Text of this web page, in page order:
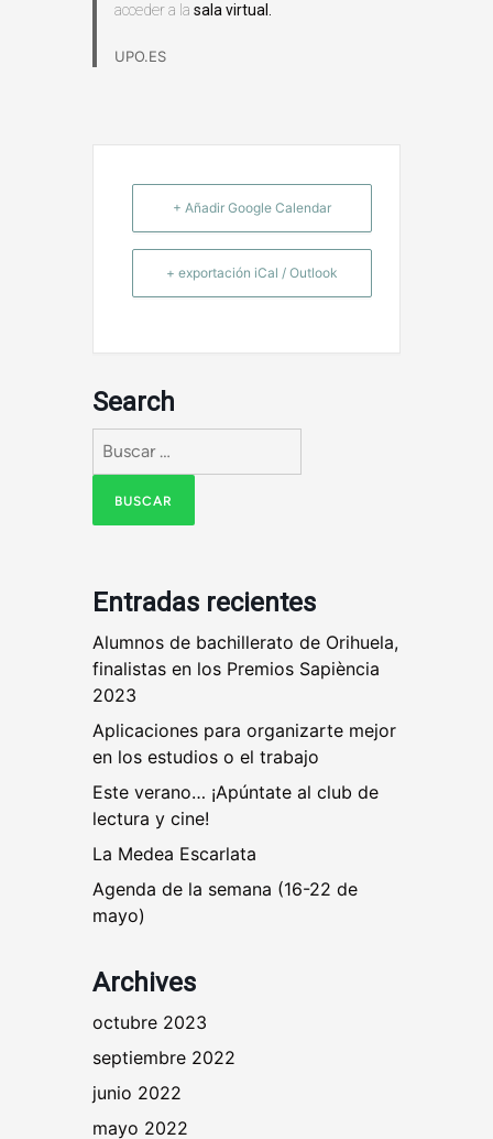
acceder a la sala virtual.
UPO.ES
+ Añadir Google Calendar
+ exportación iCal / Outlook
Search
Buscar:
Entradas recientes
Alumnos de bachillerato de Orihuela,
finalistas en los Premios Sapiència
2023
Aplicaciones para organizarte mejor
en los estudios o el trabajo
Este verano… ¡Apúntate al club de
lectura y cine!
La Medea Escarlata
Agenda de la semana (16-22 de
mayo)
Archives
octubre 2023
septiembre 2022
junio 2022
mayo 2022